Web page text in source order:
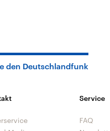
den Deutschlandfunk
Service
FAQ